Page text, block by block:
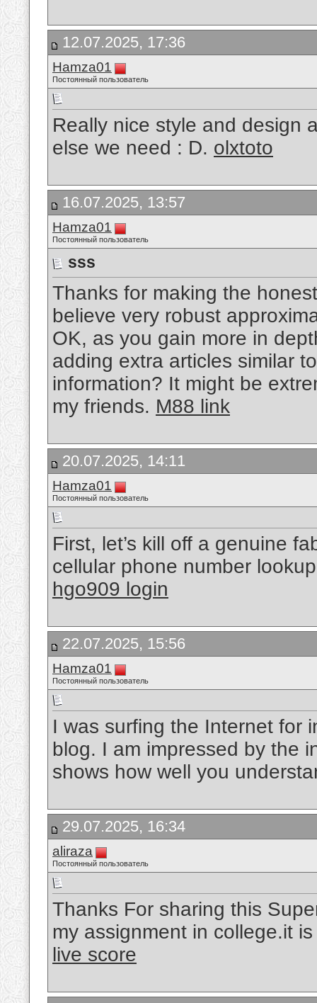
12.07.2025, 17:36
Hamza01
Постоянный пользователь
Really nice style and design
else we need : D. olxtoto
16.07.2025, 13:57
Hamza01
Постоянный пользователь
sss
Thanks for making the
believe very robust
OK, as you gain more in
adding extra articles similar
information? It might be
my friends. M88 link
20.07.2025, 14:11
Hamza01
Постоянный пользователь
First, let’s kill off a genuine
cellular phone number
hgo909 login
22.07.2025, 15:56
Hamza01
Постоянный пользователь
I was surfing the Internet for
blog. I am impressed by the
shows how well you
29.07.2025, 16:34
aliraza
Постоянный пользователь
Thanks For sharing this
my assignment in college.it
live score